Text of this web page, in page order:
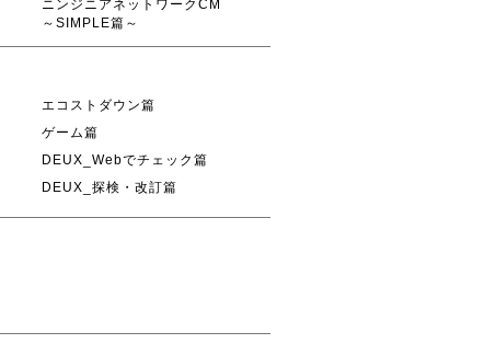
ニンジニアネットワークCM
～SIMPLE篇～
エコストダウン篇
ゲーム篇
DEUX_Webでチェック篇
DEUX_探検・改訂篇